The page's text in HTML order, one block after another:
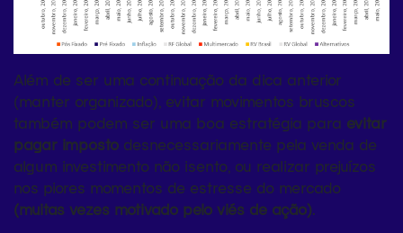
Além de ser uma continuação da dica anterior
(manter organizado), evitar movimentos bruscos
também podem ser uma boa estratégia para evitar
pagar imposto desnecessariamente pela venda de
algum investimento não isento, ou realizar prejuízos
nos piores momentos de estresse do mercado
(muitas vezes motivado pelo viés de ação).